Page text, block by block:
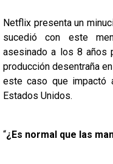
Netflix presenta un
sucedió con este
asesinado a los 8 años
producción desentraña en
este caso que impactó
Estados Unidos.
“¿Es normal que las